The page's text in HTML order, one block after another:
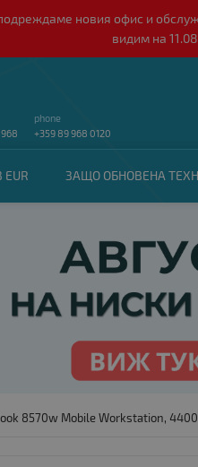
новия офис и
видим на 11.08
phone
+359 89 968 0120
ЗАЩО ОБНОВЕНА
8570w Mobile Workstation,